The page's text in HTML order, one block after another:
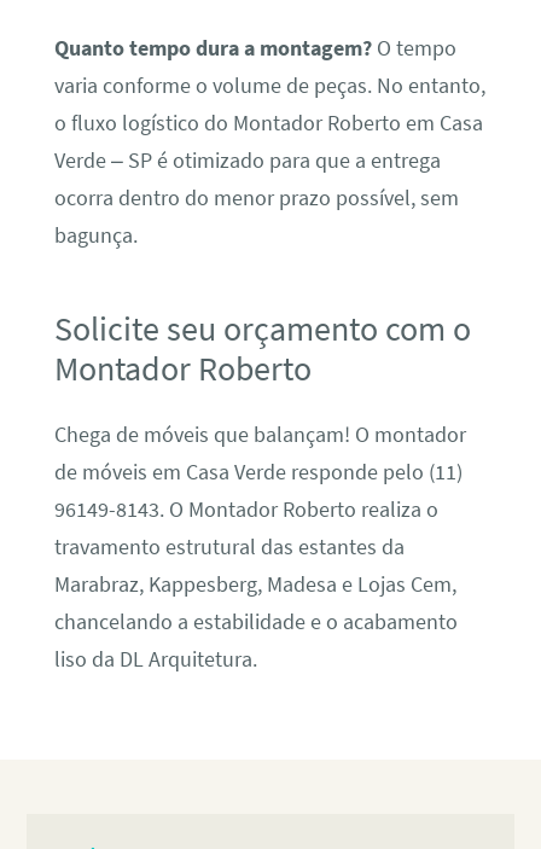
Quanto tempo dura a montagem?O tempo
varia conforme o volume de peças. No entanto,
o fluxo logístico do Montador Roberto em Casa
Verde – SP é otimizado para que a entrega
ocorra dentro do menor prazo possível, sem
bagunça.
Solicite seu orçamento com o
Montador Roberto
Chega de móveis que balançam! O montador
de móveis em Casa Verde responde pelo (11)
96149-8143. O Montador Roberto realiza o
travamento estrutural das estantes da
Marabraz, Kappesberg, Madesa e Lojas Cem,
chancelando a estabilidade e o acabamento
liso da DL Arquitetura.